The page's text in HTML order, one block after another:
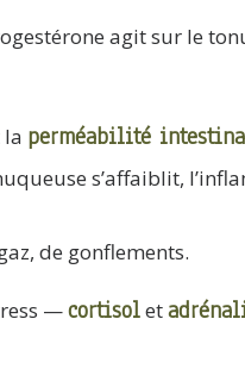
agit sur le
perméabilité
s’affaiblit,
de gonflements.
—cortisolet